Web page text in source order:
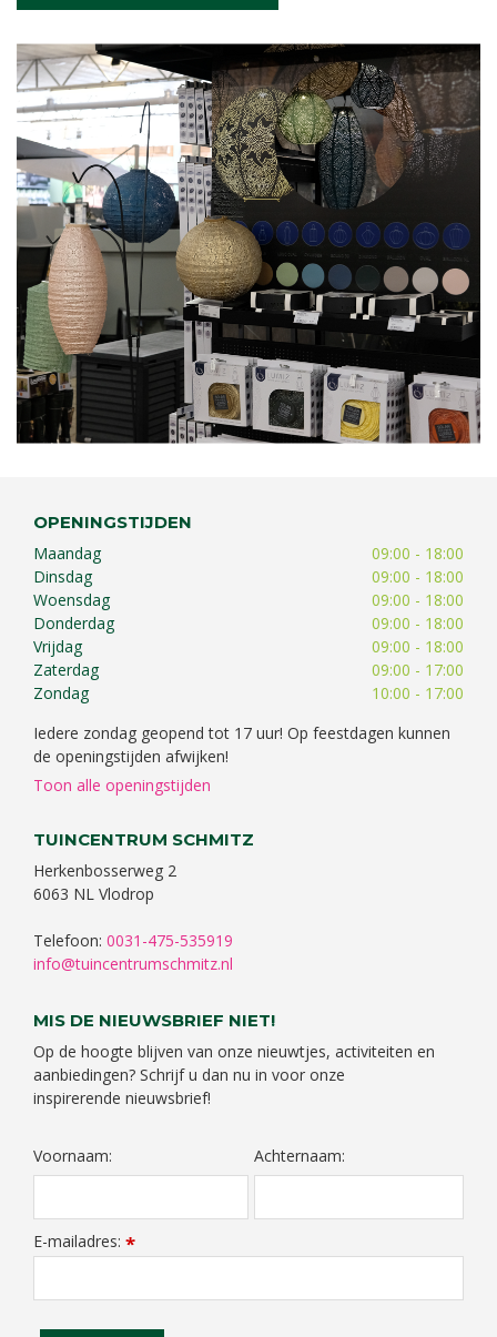
OPENINGSTIJDEN
Maandag
09:00 - 18:00
Dinsdag
09:00 - 18:00
Woensdag
09:00 - 18:00
Donderdag
09:00 - 18:00
Vrijdag
09:00 - 18:00
Zaterdag
09:00 - 17:00
Zondag
10:00 - 17:00
Iedere zondag geopend tot 17 uur! Op feestdagen kunnen
de openingstijden afwijken!
Toon alle openingstijden
TUINCENTRUM SCHMITZ
Herkenbosserweg 2
6063 NL Vlodrop
Telefoon: 0031-475-535919
info@tuincentrumschmitz.nl
MIS DE NIEUWSBRIEF NIET!
Op de hoogte blijven van onze nieuwtjes, activiteiten en
aanbiedingen? Schrijf u dan nu in voor onze
inspirerende nieuwsbrief!
Voornaam: Achternaam:
E-mailadres: *